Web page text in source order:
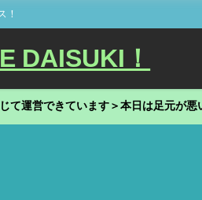
！
DAISUKI！
運営できています＞本日は足元が悪